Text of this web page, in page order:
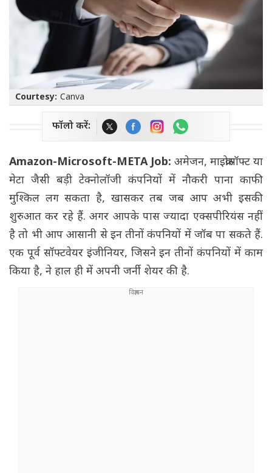
Courtesy: Canva
फॉलो करें:
Amazon-Microsoft-META Job: अमेजन, माइक्रोसॉफ्ट या
मेटा जैसी बड़ी टेक्नोलॉजी कंपनियों में नौकरी पाना काफी
मुश्किल लग सकता है, खासकर तब जब आप अभी इसकी
शुरुआत कर रहे हैं. अगर आपके पास ज्यादा एक्सपीरियंस नहीं
है तो भी आप आसानी से इन तीनों कंपनियों में जॉब पा सकते हैं.
एक पूर्व सॉफ्टवेयर इंजीनियर, जिसने इन तीनों कंपनियों में काम
किया है, ने हाल ही में अपनी जर्नी शेयर की है.